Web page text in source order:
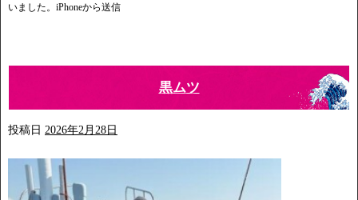
いました。iPhoneから送信
黒ムツ
投稿日 2026年2月28日